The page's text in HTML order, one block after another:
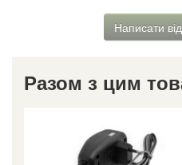
Написати
Разом з цим